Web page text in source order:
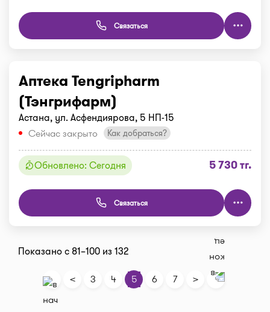
Связаться
Аптека Tengripharm
(Тэнгрифарм)
Астана, ул. Асфендиярова, 5 НП-15
Сейчас закрыто
Как добраться?
Обновлено: Сегодня 5 730 тг.
Связаться
Показано с 81–100 из 132
<
3 4 5 6 7 >